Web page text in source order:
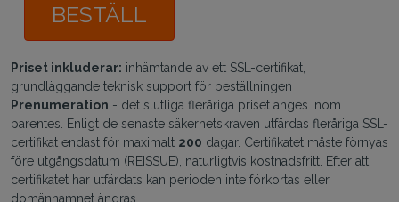
BESTÄLL
Priset inkluderar: inhämtande av ett SSL-certifikat,
grundläggande teknisk support för beställningen
Prenumeration - det slutliga fleråriga priset anges inom
parentes. Enligt de senaste säkerhetskraven utfärdas fleråriga SSL-
certifikat endast för maximalt 200 dagar. Certifikatet måste förnyas
före utgångsdatum (REISSUE), naturligtvis kostnadsfritt. Efter att
certifikatet har utfärdats kan perioden inte förkortas eller
domännamnet ändras.